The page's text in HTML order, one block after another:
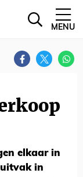
MENU
elkaar in
in